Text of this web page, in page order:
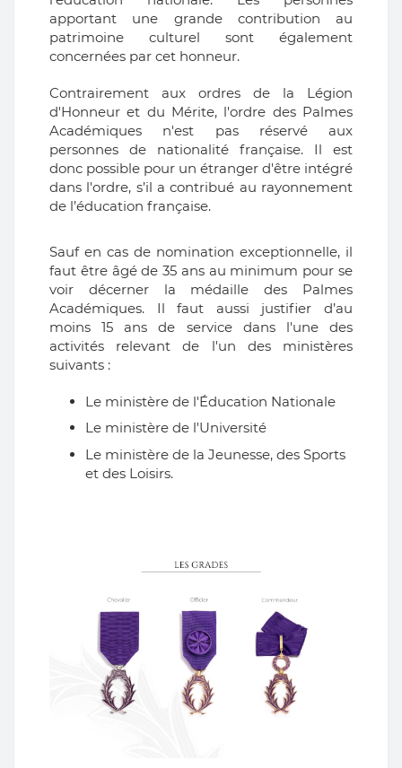
apportant une grande contribution au
patrimoine culturel sont également
concernées par cet honneur.
Contrairement aux ordres de la Légion
d'Honneur et du Mérite, l'ordre des Palmes
Académiques n'est pas réservé aux
personnes de nationalité française. Il est
donc possible pour un étranger d'être intégré
dans l'ordre, s’il a contribué au rayonnement
de l’éducation française.
Sauf en cas de nomination exceptionnelle, il
faut être âgé de 35 ans au minimum pour se
voir décerner la médaille des Palmes
Académiques. Il faut aussi justifier d’au
moins 15 ans de service dans l'une des
activités relevant de l'un des ministères
suivants :
Le ministère de l'Éducation Nationale
Le ministère de l'Université
Le ministère de la Jeunesse, des Sports
et des Loisirs.